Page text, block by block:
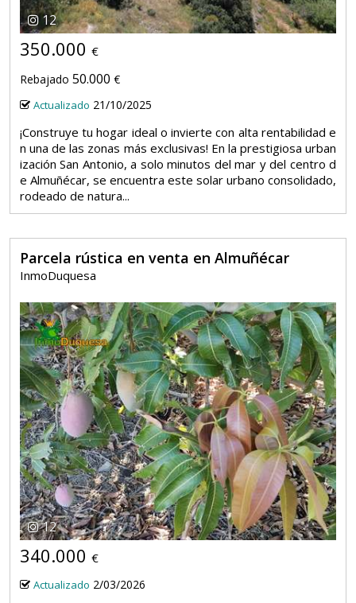
12
350.000 €
Rebajado 50.000 €
Actualizado 21/10/2025
¡Construye tu hogar ideal o invierte con alta rentabilidad e
n una de las zonas más exclusivas! En la prestigiosa urban
ización San Antonio, a solo minutos del mar y del centro d
e Almuñécar, se encuentra este solar urbano consolidado,
rodeado de natura...
Parcela rústica en venta en Almuñécar
InmoDuquesa
12
340.000 €
Actualizado 2/03/2026